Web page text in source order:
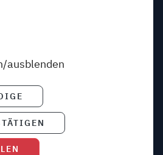
Ein dem
Union
werden. Ein Zugriff
US-Behörden kann nicht
Weitere
Sie in unseren
.
ausblenden